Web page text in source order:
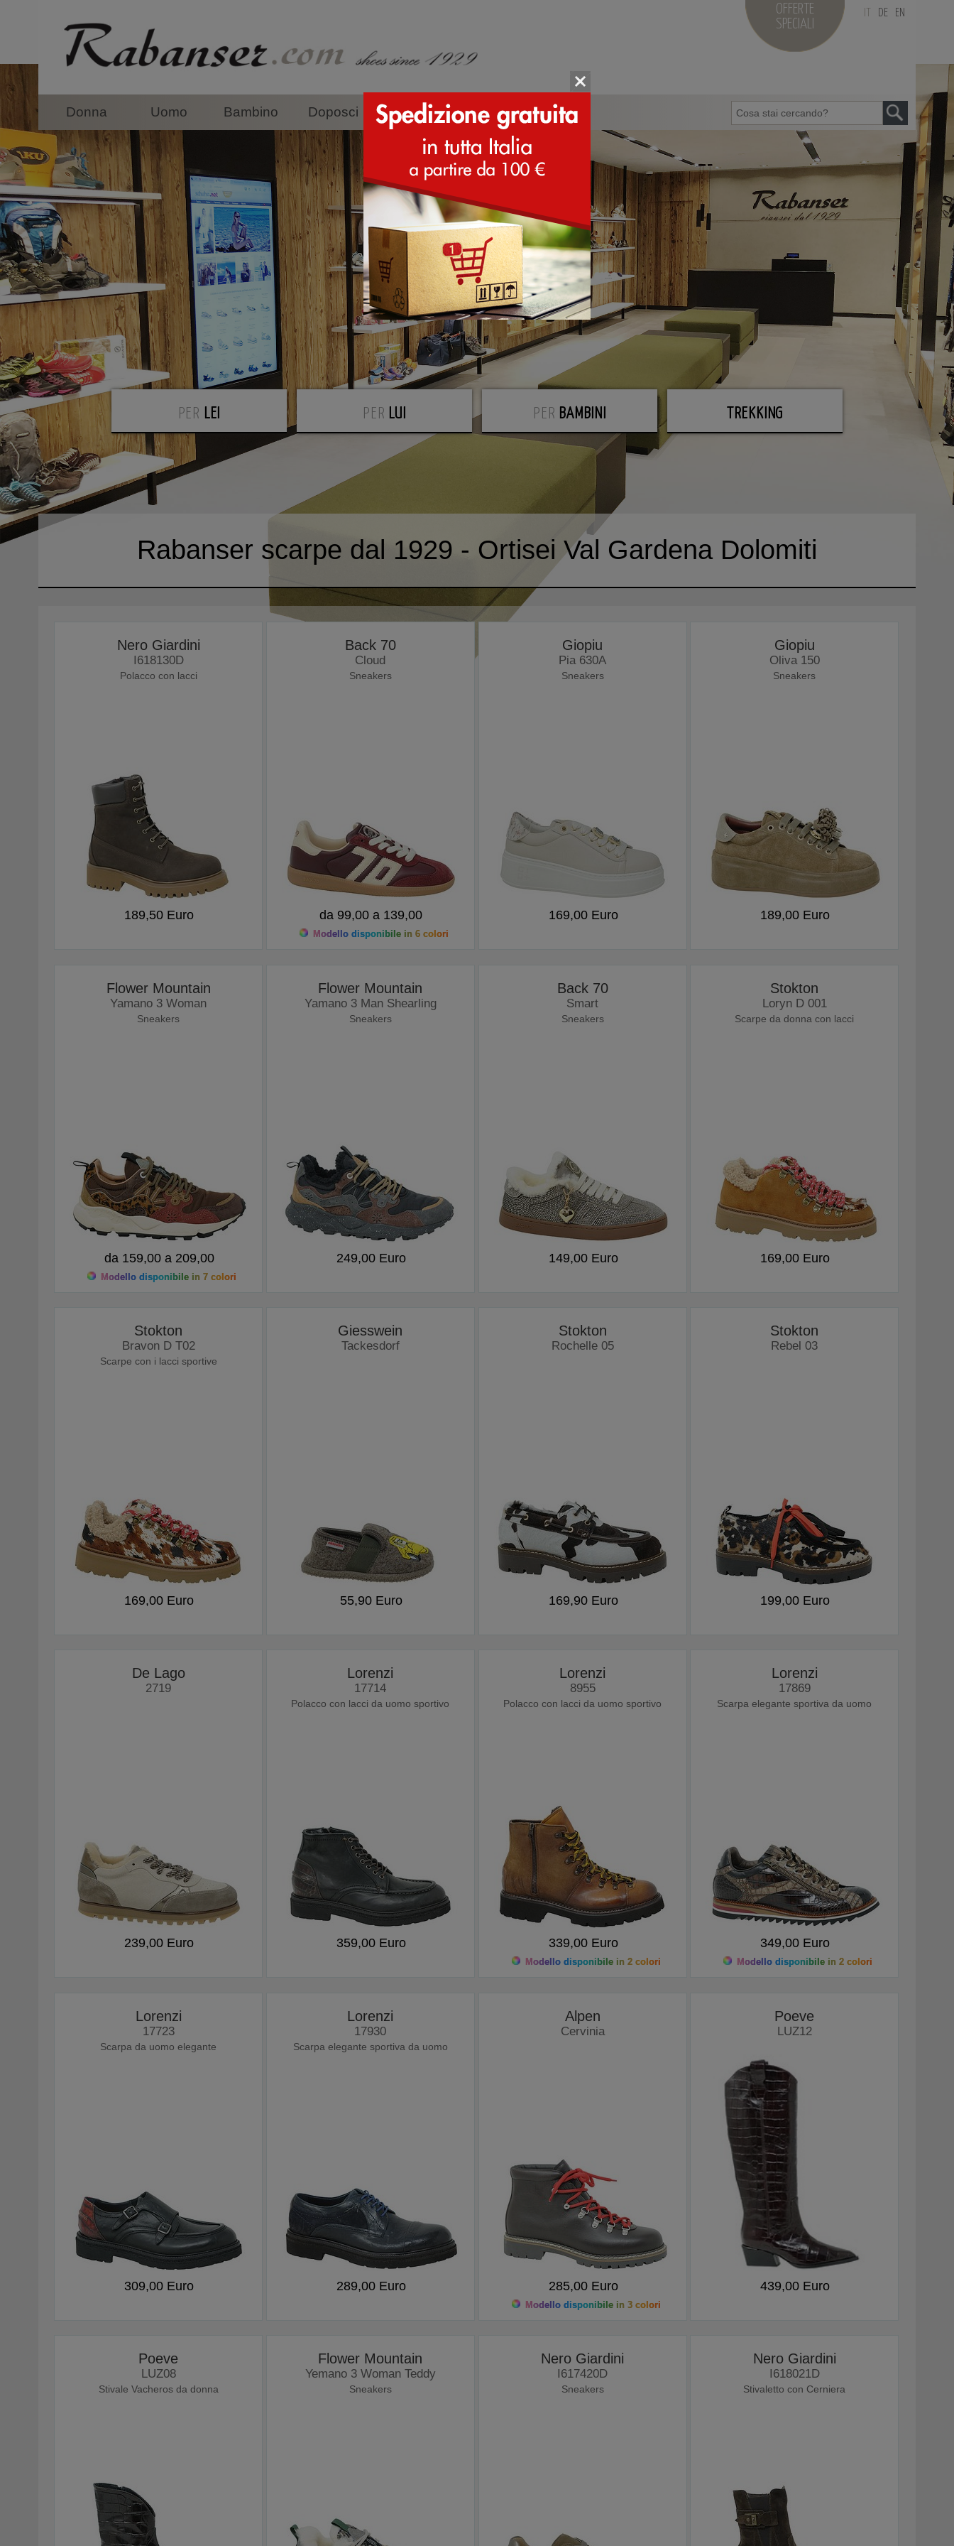
DE EN
Donna Uomo Bambino Doposci Accessori Marche
OFFERTE
SPECIALI
PER LEI PER LUI PER BAMBINI TREKKING
Rabanser scarpe dal 1929 - Ortisei Val Gardena Dolomiti
Nero Giardini
I618130D
Polacco con lacci
189,50 Euro
Back 70
Cloud
Sneakers
da 99,00 a 139,00
Modello disponibile in 6 colori
Giopiu
Pia 630A
Sneakers
169,00 Euro
Giopiu
Oliva 150
Sneakers
189,00 Euro
Flower Mountain
Yamano 3 Woman
Sneakers
da 159,00 a 209,00
Modello disponibile in 7 colori
Flower Mountain
Yamano 3 Man Shearling
Sneakers
249,00 Euro
Back 70
Smart
Sneakers
149,00 Euro
Stokton
Loryn D 001
Scarpe da donna con lacci
169,00 Euro
Stokton
Bravon D T02
Scarpe con i lacci sportive
169,00 Euro
Giesswein
Tackesdorf
55,90 Euro
Stokton
Rochelle 05
169,90 Euro
Stokton
Rebel 03
199,00 Euro
De Lago
2719
239,00 Euro
Lorenzi
17714
Polacco con lacci da uomo sportivo
359,00 Euro
Lorenzi
8955
Polacco con lacci da uomo sportivo
339,00 Euro
Modello disponibile in 2 colori
Lorenzi
17869
Scarpa elegante sportiva da uomo
349,00 Euro
Modello disponibile in 2 colori
Lorenzi
17723
Scarpa da uomo elegante
309,00 Euro
Lorenzi
17930
Scarpa elegante sportiva da uomo
289,00 Euro
Alpen
Cervinia
285,00 Euro
Modello disponibile in 3 colori
Poeve
LUZ12
439,00 Euro
Poeve
LUZ08
Stivale Vacheros da donna
Flower Mountain
Yemano 3 Woman Teddy
Sneakers
Nero Giardini
I617420D
Sneakers
Nero Giardini
I618021D
Stivaletto con Cerniera